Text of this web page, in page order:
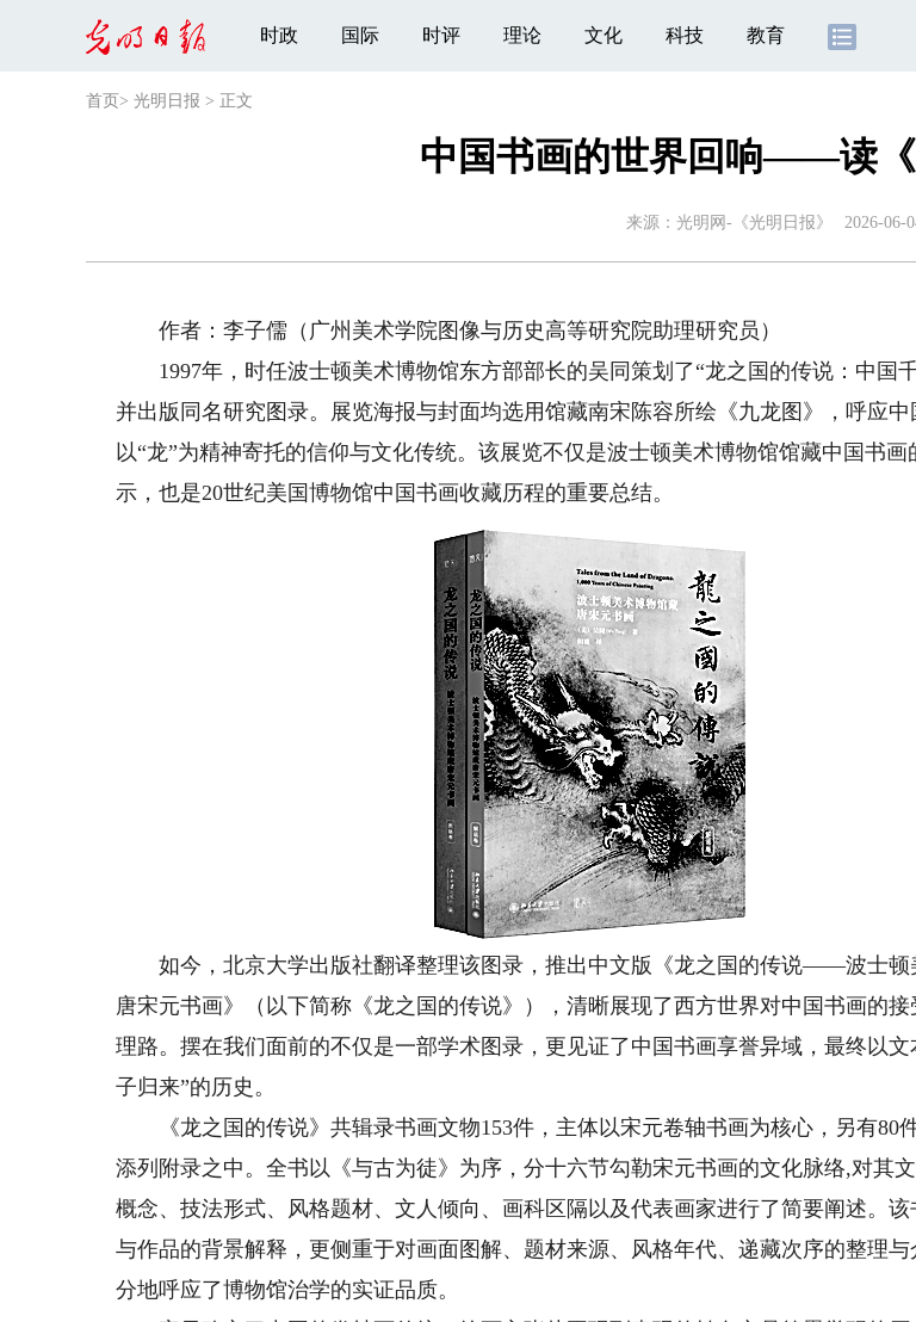
时政 国际 时评 理论 文化 科技 教育
首页 > 光明日报 > 正文
中国书画的世界回响——读《
来源： 光明网-《光明日报》 2026-06-
作者：李子儒（广州美术学院图像与历史高等研究院助理研究员）
1997年，时任波士顿美术博物馆东方部部长的吴同策划了“龙之国的传说：中国千
并出版同名研究图录。展览海报与封面均选用馆藏南宋陈容所绘《九龙图》，呼应中
以“龙”为精神寄托的信仰与文化传统。该展览不仅是波士顿美术博物馆馆藏中国书画
示，也是20世纪美国博物馆中国书画收藏历程的重要总结。
如今，北京大学出版社翻译整理该图录，推出中文版《龙之国的传说——波士顿
唐宋元书画》（以下简称《龙之国的传说》），清晰展现了西方世界对中国书画的
理路。摆在我们面前的不仅是一部学术图录，更见证了中国书画享誉异域，最终以文
子归来”的历史。
《龙之国的传说》共辑录书画文物153件，主体以宋元卷轴书画为核心，另有80
添列附录之中。全书以《与古为徒》为序，分十六节勾勒宋元书画的文化脉络,对其
概念、技法形式、风格题材、文人倾向、画科区隔以及代表画家进行了简要阐述。
与作品的背景解释，更侧重于对画面图解、题材来源、风格年代、递藏次序的整理
分地呼应了博物馆治学的实证品质。